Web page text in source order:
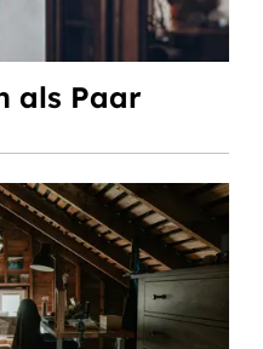
als Paar